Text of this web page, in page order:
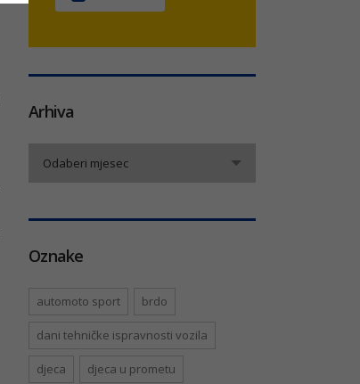
Arhiva
Odaberi mjesec
Oznake
automoto sport brdo
dani tehničke ispravnosti vozila
djeca djeca u prometu